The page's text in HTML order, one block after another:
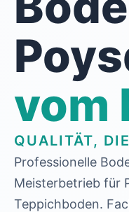
vom
QUALITÄT,
Professionelle
Meisterbetrieb für
Teppichboden.